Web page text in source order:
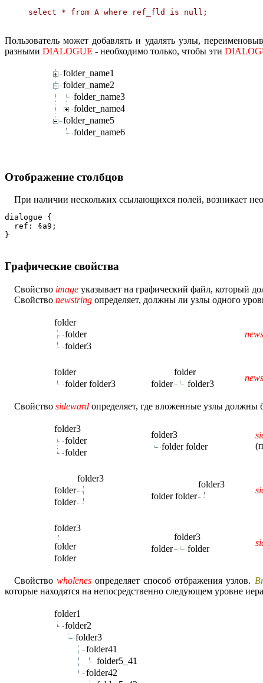
Пользователь может добавлять и удалять узлы,
разными DIALOGUE - необходимо только, чтобы эти
folder_name1
folder_name2
folder_name3
folder_name4
folder_name5
folder_name6
Отображение столбцов
При наличии нескольких ссылающихся полей, возникает
dialogue {
  ref: §a9;
Графические свойства
Свойство image указывает на графический файл, который
Свойство newstring определяет, должны ли узлы одного
folder
folder
folder3
folder
folder folder3
folder
folder
folder3
Свойство sideward определяет, где вложенные узлы должны
folder3
folder
folder
folder3
folder folder
folder3
folder
folder
folder3
folder folder
folder3
folder
folder
folder3
folder
folder
Свойствоwholenes определяет способ отбражения узлов.
которые находятся на непосредственно следующем уровне
folder1
folder2
folder3
folder41
folder5_41
folder42